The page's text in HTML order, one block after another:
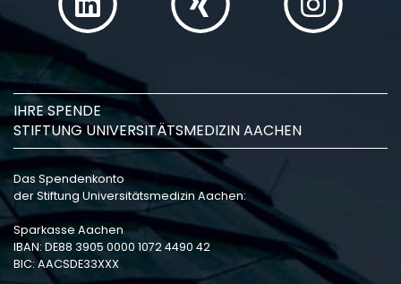
IHRE SPENDE
STIFTUNG UNIVERSITÄTSMEDIZIN AACHEN
Das Spendenkonto
der Stiftung Universitätsmedizin Aachen:
Sparkasse Aachen
IBAN: DE88 3905 0000 1072 4490 42
BIC: AACSDE33XXX